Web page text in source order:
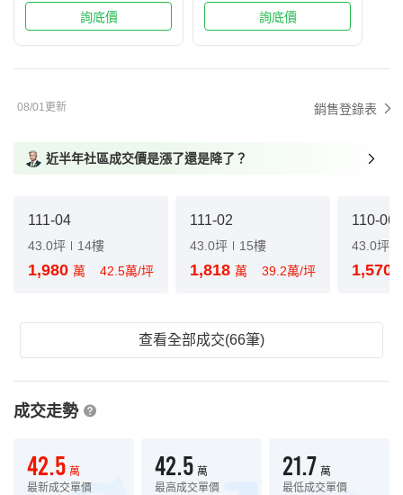
詢底價 詢底價
08/01更新 銷售登錄表
近半年社區成交價是漲了還是降了？
111-04
43.0坪 14樓
1,980 萬 42.5萬/坪
111-02
43.0坪 15樓
1,818 萬 39.2萬/坪
110-06
43.0坪
1,570
查看全部成交(66筆)
成交走勢
42.5 萬
最新成交單價
42.5 萬
最高成交單價
21.7 萬
最低成交單價